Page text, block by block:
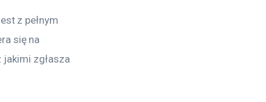
z pełnym
się na
zgłasza